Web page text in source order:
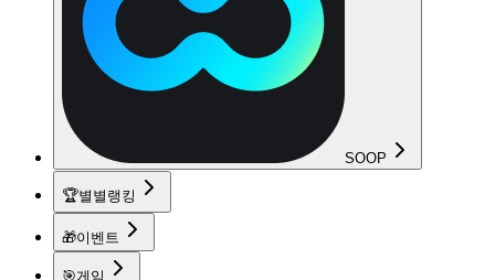
SOOP
🏆별별랭킹
🎁이벤트
🎯게임